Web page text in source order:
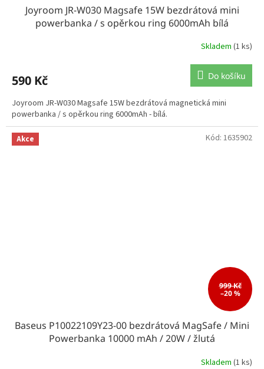
Joyroom JR-W030 Magsafe 15W bezdrátová mini
powerbanka / s opěrkou ring 6000mAh bílá
Skladem (1 ks)
590 Kč Do košíku
Joyroom JR-W030 Magsafe 15W bezdrátová magnetická mini
powerbanka / s opěrkou ring 6000mAh - bílá.
Akce
999 Kč
–20 %
Baseus P10022109Y23-00 bezdrátová MagSafe / Mini
Powerbanka 10000 mAh / 20W / žlutá
Skladem (1 ks)
Kód: 1635902